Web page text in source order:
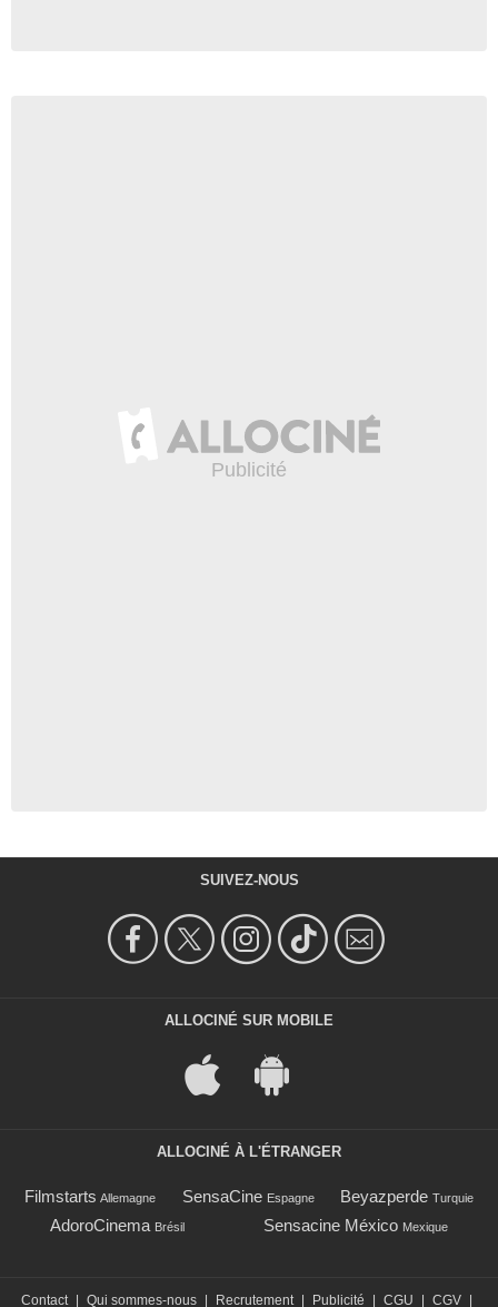
SUIVEZ-NOUS
ALLOCINÉ SUR MOBILE
ALLOCINÉ À L'ÉTRANGER
Filmstarts Allemagne SensaCine Espagne Beyazperde Turquie
AdoroCinema Brésil Sensacine México Mexique
Contact | Qui sommes-nous | Recrutement | Publicité | CGU | CGV |